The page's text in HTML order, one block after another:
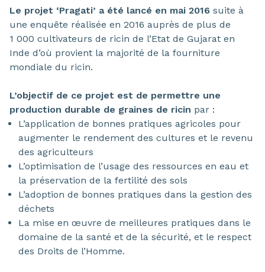
Le projet ‘Pragati’ a été lancé en mai 2016 suite à
une enquête réalisée en 2016 auprès de plus de
1 000 cultivateurs de ricin de l’Etat de Gujarat en
Inde d’où provient la majorité de la fourniture
mondiale du ricin.
L’objectif de ce projet est de permettre une
production durable de graines de ricin par :
L’application de bonnes pratiques agricoles pour
augmenter le rendement des cultures et le revenu
des agriculteurs
L’optimisation de l’usage des ressources en eau et
la préservation de la fertilité des sols
L’adoption de bonnes pratiques dans la gestion des
déchets
La mise en œuvre de meilleures pratiques dans le
domaine de la santé et de la sécurité, et le respect
des Droits de l’Homme.